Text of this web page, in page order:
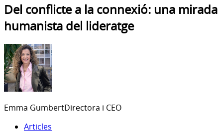
Del conflicte a la connexió: una mirada
humanista del lideratge
Emma GumbertDirectora i CEO
Articles